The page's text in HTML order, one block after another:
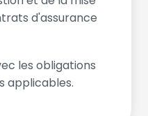
d'assurance
les obligations
applicables.